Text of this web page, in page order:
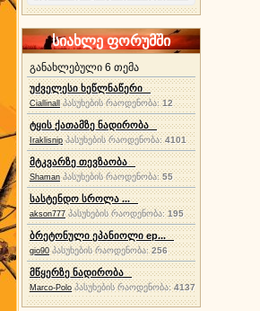
სიახლე ფორუმში
განახლებული 6 თემა
უძველესი ხეწლნაწერი
Ciallinall პასუხების რაოდენობა:12
ტყის ქათამზე ნადირობა
Iraklisnip პასუხების რაოდენობა: 4101
მტკვარზე თევზაობა
Shaman პასუხების რაოდენობა:55
სასტენდო სროლა ...
akson777 პასუხების რაოდენობა:195
ბრეტონული ეპანიოლი ep...
gio90 პასუხების რაოდენობა:256
მწყერზე ნადირობა
Marco-Polo პასუხების რაოდენობა:4137